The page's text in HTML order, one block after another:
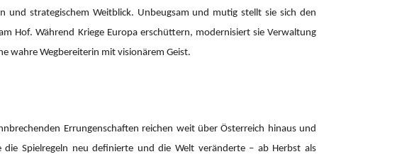
strategischem Weitblick. Unbeugsam und mutig stellt sie sich den
Hof. Während Kriege Europa erschüttern, modernisiert sie Verwaltung
wahre Wegbereiterin mit visionärem Geist.
Errungenschaften reichen weit über Österreich hinaus und
Spielregeln neu definierte und die Welt veränderte – ab Herbst als